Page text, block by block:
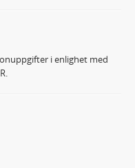
i enlighet med